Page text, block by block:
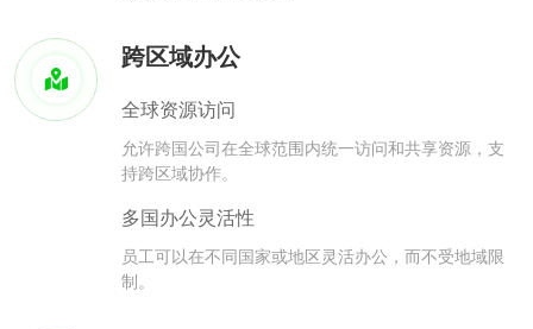
跨区域办公
全球资源访问
允许跨国公司在全球范围内统一访问和共享资源，支
持跨区域协作。
多国办公灵活性
员工可以在不同国家或地区灵活办公，而不受地域限
制。